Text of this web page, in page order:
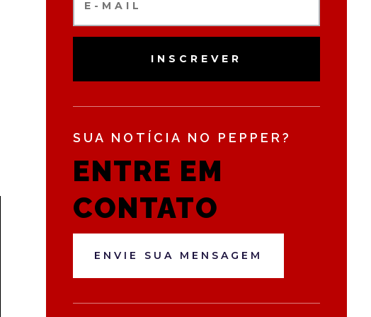
INSCREVER
SUA NOTÍCIA NO PEPPER?
ENTRE EM
CONTATO
ENVIE SUA MENSAGEM